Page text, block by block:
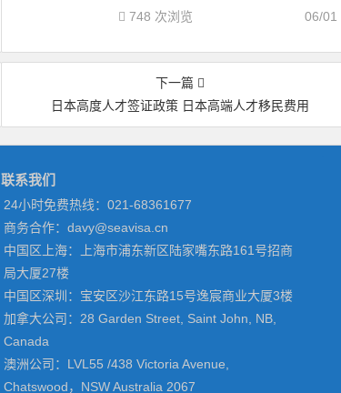
06/01
748 次浏览
下一篇
日本高度人才签证政策 日本高端人才移民费用
联系我们
24小时免费热线：021-68361677
商务合作：davy@seavisa.cn
中国区上海：上海市浦东新区陆家嘴东路161号招商
局大厦27楼
中国区深圳：宝安区沙江东路15号逸宸商业大厦3楼
加拿大公司：28 Garden Street, Saint John, NB,
Canada
澳洲公司：LVL55 /438 Victoria Avenue,
Chatswood，NSW Australia 2067